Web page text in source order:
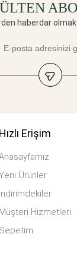
haberdar
Hızlı Erişim
Ürünler
İndirimdekiler
Müşteri Hizmetleri
Sepetim